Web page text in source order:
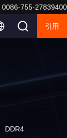
0086-755-27839400
引用
DDR4